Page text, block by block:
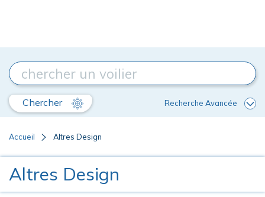
Chercher Recherche Avancée
Accueil Altres Design
Altres Design